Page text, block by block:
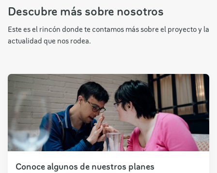
Descubre más sobre nosotros
Este es el rincón donde te contamos más sobre el proyecto y la
actualidad que nos rodea.
Conoce algunos de nuestros planes